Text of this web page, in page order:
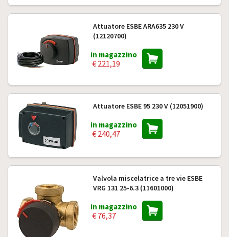
Attuatore ESBE ARA635 230 V
(12120700)
in magazzino
€ 221,19
Attuatore ESBE 95 230 V (12051900)
in magazzino
€ 240,47
Valvola miscelatrice a tre vie ESBE
VRG 131 25-6.3 (11601000)
in magazzino
€ 76,37